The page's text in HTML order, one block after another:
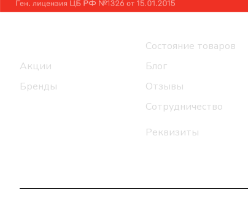
Акции
Бренды
Состояние товаров
Блог
Отзывы
Сотрудничество
Реквизиты